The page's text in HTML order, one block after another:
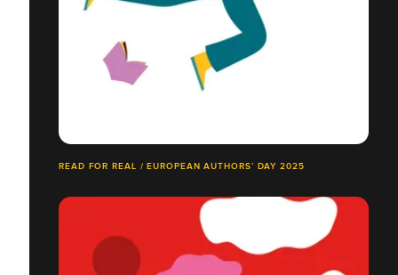
READ FOR REAL / EUROPEAN AUTHORS’ DAY 2025